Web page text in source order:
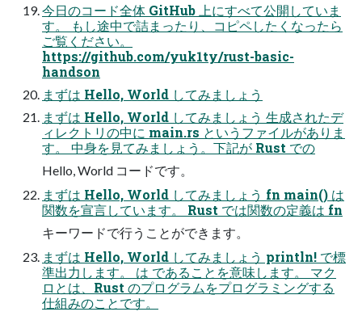
今日のコード全体 GitHub 上にすべて公開していま
す。 もし途中で詰まったり、コピペしたくなったら
ご覧ください。
https://github.com/yuk1ty/rust-basic-
handson
まずは Hello, World してみましょう
まずは Hello, World してみましょう 生成されたデ
ィレクトリの中に main.rs というファイルがありま
す。 中身を見てみましょう。下記が Rust での
Hello, World コードです。
まずは Hello, World してみましょう fn main() は
関数を宣言しています。 Rust では関数の定義は fn
キーワードで行うことができます。
まずは Hello, World してみましょう println! で標
準出力します。 は であることを意味します。 マク
ロとは、Rust のプログラムをプログラミングする
仕組みのことです。